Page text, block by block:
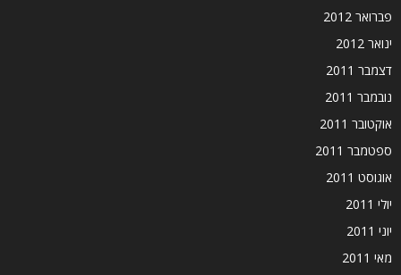
פברואר 2012
ינואר 2012
דצמבר 2011
נובמבר 2011
אוקטובר 2011
ספטמבר 2011
אוגוסט 2011
יולי 2011
יוני 2011
מאי 2011